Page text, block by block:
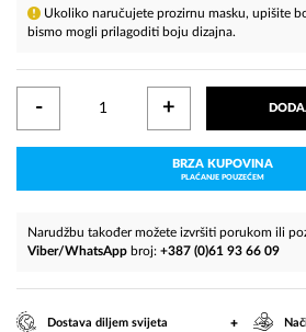
Ukoliko naručujete prozirnu masku, upišite
bismo mogli prilagoditi boju dizajna.
- +
BRZA KUPOVINA
PLAĆANJE POUZEĆEM
Narudžbu također možete izvršiti porukom ili
Viber/WhatsApp broj: +387 (0)61 93 66 09
Dostava diljem svijeta +